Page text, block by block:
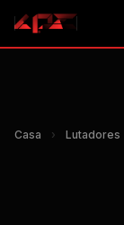
Casa › Lutadores